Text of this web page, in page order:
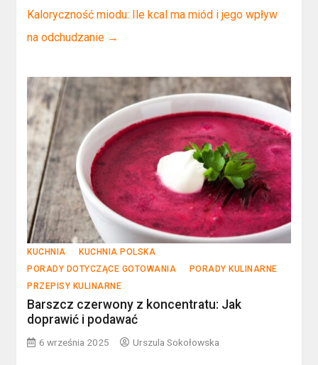
Kaloryczność miodu: Ile kcal ma miód i jego wpływ
na odchudzanie →
KUCHNIA
KUCHNIA POLSKA
PORADY DOTYCZĄCE GOTOWANIA
PORADY KULINARNE
PRZEPISY KULINARNE
Barszcz czerwony z koncentratu: Jak
doprawić i podawać
6 września 2025 Urszula Sokołowska